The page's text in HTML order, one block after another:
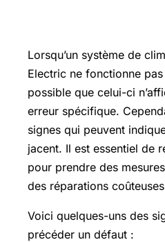
Lorsqu’un système de
Electric ne fonctionne
possible que celui-ci
erreur spécifique.
signes qui peuvent
jacent. Il est essentiel de
pour prendre des
des réparations
Voici quelques-uns des
précéder un défaut :